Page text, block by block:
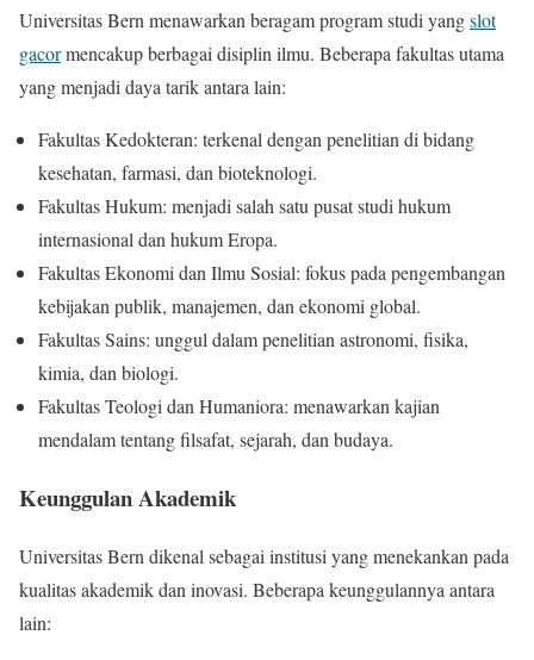
Universitas Bern menawarkan beragam program studi yangslot
gacormencakup berbagai disiplin ilmu. Beberapa fakultas utama
yang menjadi daya tarik antara lain:
Fakultas Kedokteran: terkenal dengan penelitian di bidang
kesehatan, farmasi, dan bioteknologi.
Fakultas Hukum: menjadi salah satu pusat studi hukum
internasional dan hukum Eropa.
Fakultas Ekonomi dan Ilmu Sosial: fokus pada pengembangan
kebijakan publik, manajemen, dan ekonomi global.
Fakultas Sains: unggul dalam penelitian astronomi, fisika,
kimia, dan biologi.
Fakultas Teologi dan Humaniora: menawarkan kajian
mendalam tentang filsafat, sejarah, dan budaya.
Keunggulan Akademik
Universitas Bern dikenal sebagai institusi yang menekankan pada
kualitas akademik dan inovasi. Beberapa keunggulannya antara
lain: